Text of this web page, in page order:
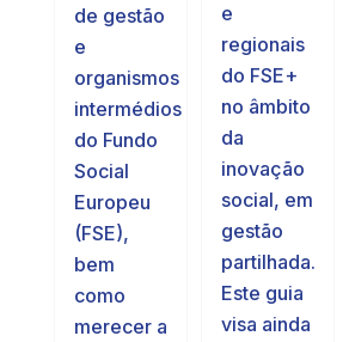
de gestão
e
organismos
intermédios
do Fundo
Social
Europeu
(FSE),
bem
como
merecer a
e
regionais
do FSE+
no âmbito
da
inovação
social, em
gestão
partilhada.
Este guia
visa ainda